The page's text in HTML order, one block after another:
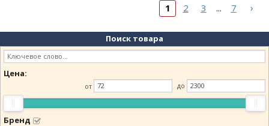
1 2 3 ... 7 ›
Поиск товара
Цена:
от до
Бренд